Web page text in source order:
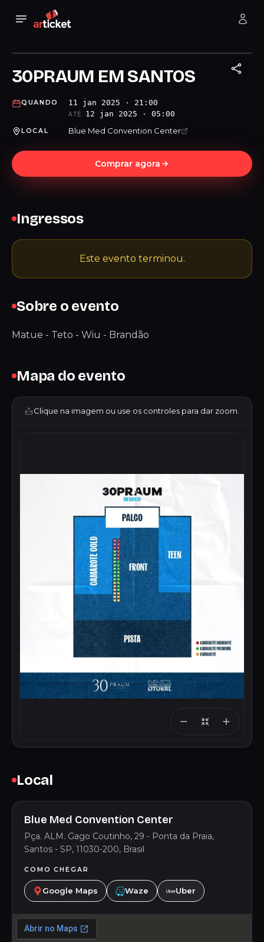
30PRAUM EM SANTOS
QUANDO 11 jan 2025 · 21:00
ATÉ 12 jan 2025 · 05:00
LOCAL Blue Med Convention Center
Comprar agora
Sobre o evento
Matue - Teto - Wiu - Brandão
Mapa do evento
Clique na imagem ou use os controles para dar zoom.
Local
Blue Med Convention Center
Pça. ALM. Gago Coutinho, 29 - Ponta da Praia,
Santos - SP, 11030-200, Brasil
COMO CHEGAR
Google Maps Waze Uber
Ingressos
Este evento terminou.